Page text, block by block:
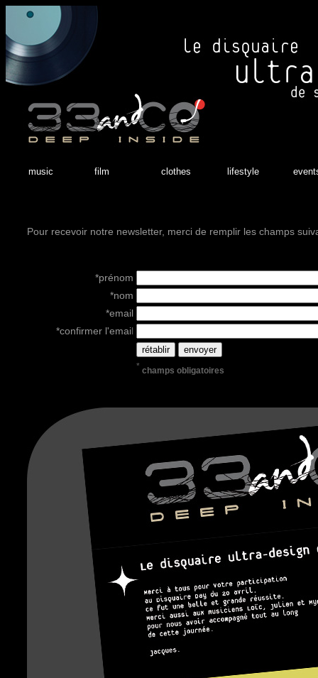
music film clothes lifestyle
Pour recevoir notre newsletter, merci de remplir les champs
*prénom
*nom
*email
*confirmer l'email
* champs obligatoires